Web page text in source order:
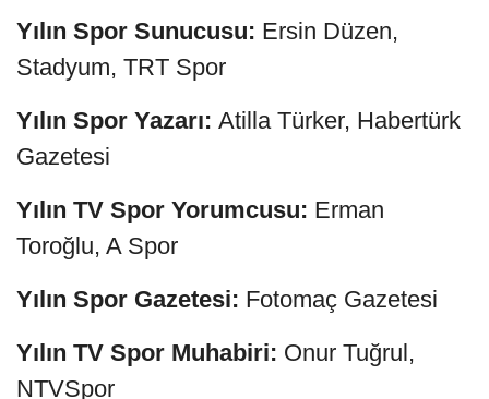
Yılın Spor Sunucusu: Ersin Düzen,
Stadyum, TRT Spor
Yılın Spor Yazarı: Atilla Türker, Habertürk
Gazetesi
Yılın TV Spor Yorumcusu: Erman
Toroğlu, A Spor
Yılın Spor Gazetesi: Fotomaç Gazetesi
Yılın TV Spor Muhabiri: Onur Tuğrul,
NTVSpor